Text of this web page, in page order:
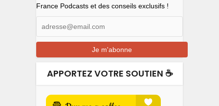
France Podcasts et des conseils exclusifs !
APPORTEZ VOTRE SOUTIEN ☕️